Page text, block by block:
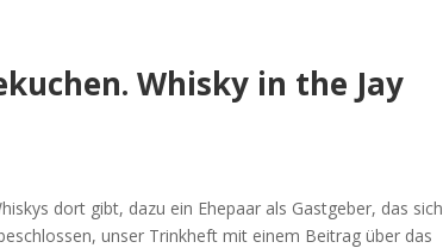
Whisky in the Jay
dort gibt, dazu ein Ehepaar als Gastgeber, das sich
unser Trinkheft mit einem Beitrag über das